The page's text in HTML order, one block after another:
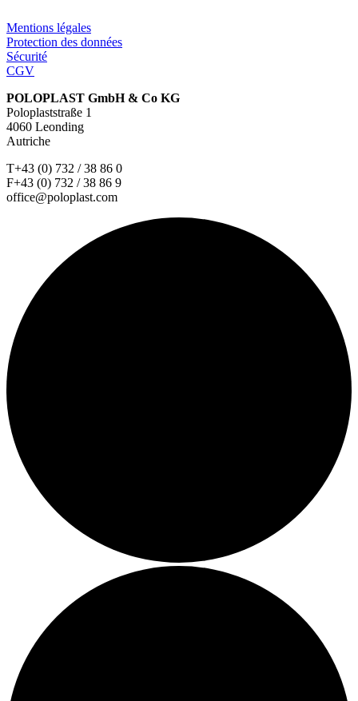
Mentions légales
Protection des données
Sécurité
CGV
POLOPLAST GmbH & Co KG
Poloplaststraße 1
4060 Leonding
Autriche
T+43 (0) 732 / 38 86 0
F+43 (0) 732 / 38 86 9
office@poloplast.com